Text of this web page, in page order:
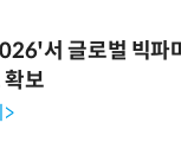
서 글로벌 빅파
보